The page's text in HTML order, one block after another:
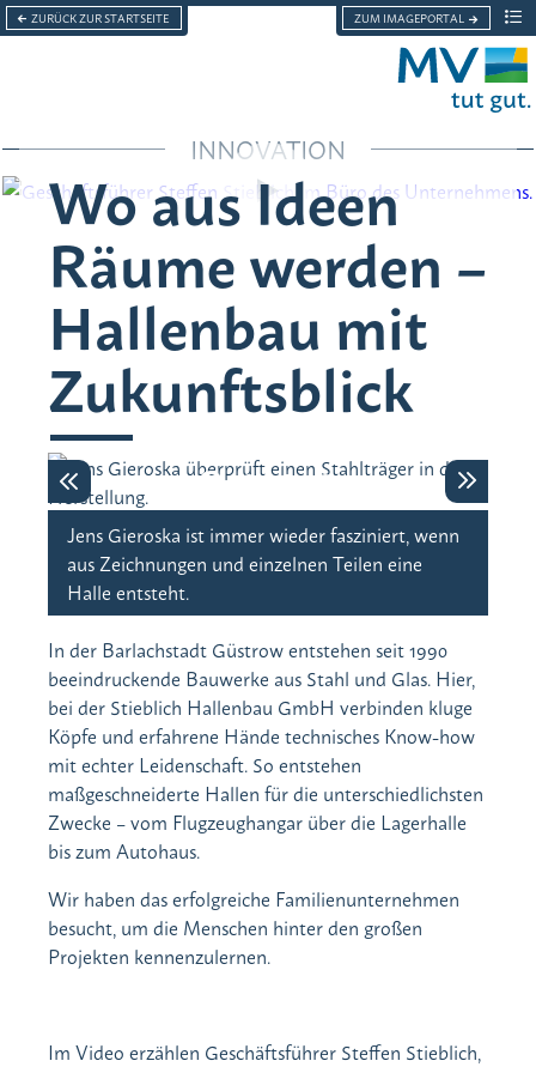
Grußwort
Über das Land zum Leben
Nachhaltigkeit
Lebensgefühl
Innovation
ZURÜCK ZUR STARTSEITE ZUM IMAGEPORTAL
INNOVATION
Wo aus Ideen
Räume werden –
Hallenbau mit
Zukunftsblick
Jens Gieroska ist immer wieder fasziniert, wenn
aus Zeichnungen und einzelnen Teilen eine
Halle entsteht.
In der Barlachstadt Güstrow entstehen seit 1990
beeindruckende Bauwerke aus Stahl und Glas. Hier,
bei der Stieblich Hallenbau GmbH verbinden kluge
Köpfe und erfahrene Hände technisches Know-how
mit echter Leidenschaft. So entstehen
maßgeschneiderte Hallen für die unterschiedlichsten
Zwecke – vom Flugzeughangar über die Lagerhalle
bis zum Autohaus.
Wir haben das erfolgreiche Familienunternehmen
besucht, um die Menschen hinter den großen
Projekten kennenzulernen.
Im Video erzählen Geschäftsführer Steffen Stieblich,